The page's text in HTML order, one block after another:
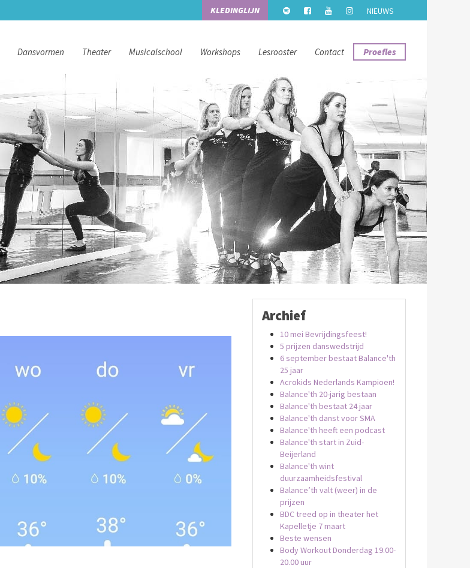
NIEUWS
KLEDINGLIJN
Dansvormen Theater Musicalschool Workshops Lesrooster Contact Proefles
Archief
10 mei Bevrijdingsfeest!
5 prijzen danswedstrijd
6 september bestaat Balance'th
25 jaar
Acrokids Nederlands Kampioen!
Balance'th 20-jarig bestaan
Balance'th bestaat 24 jaar
Balance'th danst voor SMA
Balance'th heeft een podcast
Balance'th start in Zuid-
Beijerland
Balance'th wint
duurzaamheidsfestival
Balance’th valt (weer) in de
prijzen
BDC treed op in theater het
Kapelletje 7 maart
Beste wensen
Body Workout Donderdag 19.00-
20.00 uur